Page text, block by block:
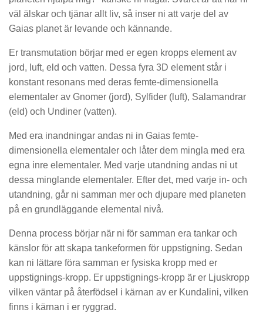
väl älskar och tjänar allt liv, så inser ni att varje del av
Gaias planet är levande och kännande.
Er transmutation börjar med er egen kropps element av
jord, luft, eld och vatten. Dessa fyra 3D element står i
konstant resonans med deras femte-dimensionella
elementaler av Gnomer (jord), Sylfider (luft), Salamandrar
(eld) och Undiner (vatten).
Med era inandningar andas ni in Gaias femte-
dimensionella elementaler och låter dem mingla med era
egna inre elementaler. Med varje utandning andas ni ut
dessa minglande elementaler. Efter det, med varje in- och
utandning, går ni samman mer och djupare med planeten
på en grundläggande elemental nivå.
Denna process börjar när ni för samman era tankar och
känslor för att skapa tankeformen för uppstigning. Sedan
kan ni lättare föra samman er fysiska kropp med er
uppstignings-kropp. Er uppstignings-kropp är er Ljuskropp
vilken väntar på återfödsel i kärnan av er Kundalini, vilken
finns i kärnan i er ryggrad.